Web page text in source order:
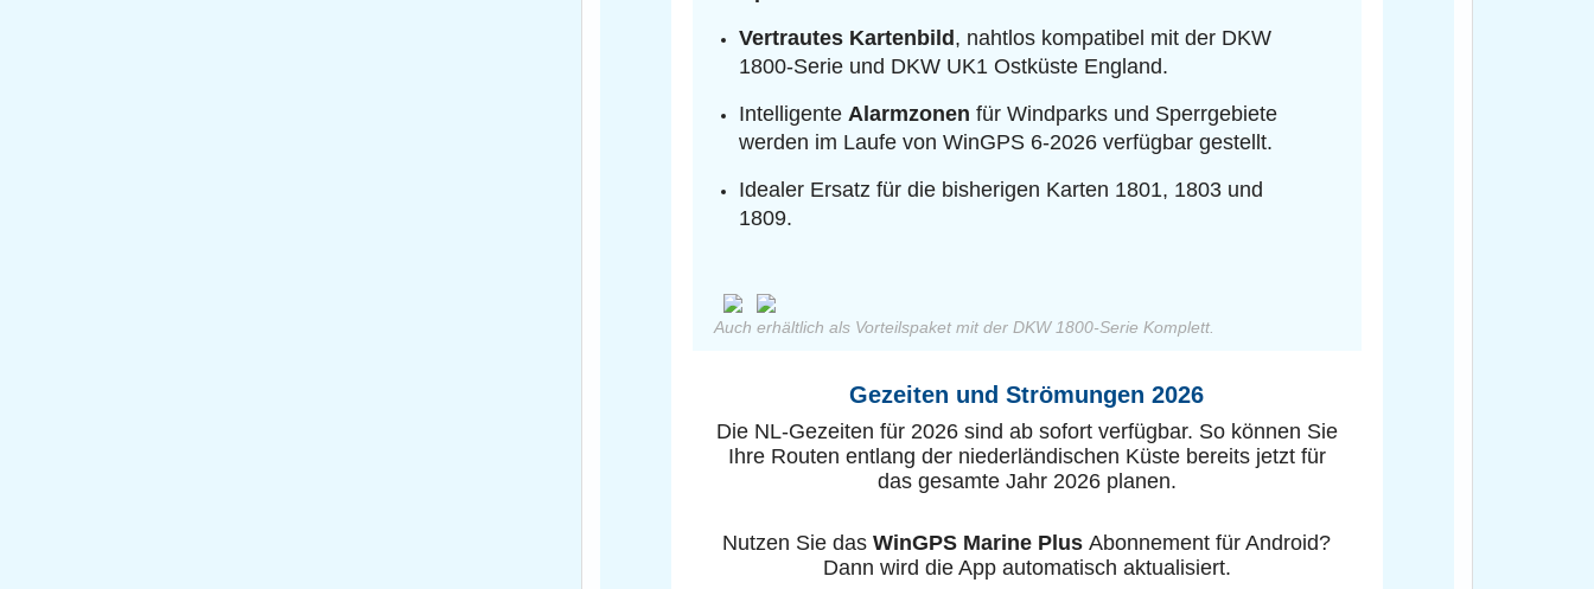
Vertrautes Kartenbild , nahtlos kompatibel mit der DKW
1800-Serie und DKW UK1 Ostküste England.
Intelligente Alarmzonen für Windparks und Sperrgebiete
werden im Laufe von WinGPS 6-2026 verfügbar gestellt.
Idealer Ersatz für die bisherigen Karten 1801, 1803 und
1809.
Auch erhältlich als Vorteilspaket mit der DKW 1800-Serie Komplett.
Gezeiten und Strömungen 2026
Die NL-Gezeiten für 2026 sind ab sofort verfügbar. So können Sie
Ihre Routen entlang der niederländischen Küste bereits jetzt für
das gesamte Jahr 2026 planen.
Nutzen Sie dasWinGPS Marine Plus Abonnement für Android?
Dann wird die App automatisch aktualisiert.